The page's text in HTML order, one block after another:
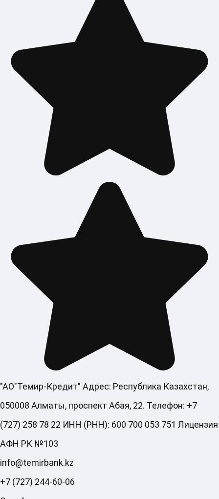
"АО"Темир-Кредит" Адрес: Республика Казахстан,
050008 Алматы, проспект Абая, 22. Телефон: +7
(727) 258 78 22 ИНН (РНН): 600 700 053 751 Лицензия
АФН РК №103
info@temirbank.kz
+7 (727) 244-60-06